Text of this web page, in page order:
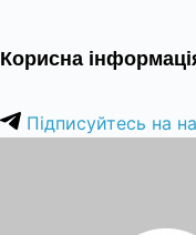
Корисна
Підписуйтесь на